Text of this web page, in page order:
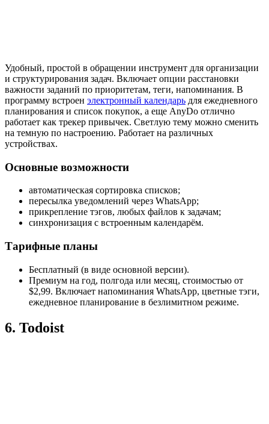
Удобный, простой в обращении инструмент для организации
и структурирования задач. Включает опции расстановки
важности заданий по приоритетам, теги, напоминания. В
программу встроен электронный календарь для ежедневного
планирования и список покупок, а еще AnyDo отлично
работает как трекер привычек. Светлую тему можно сменить
на темную по настроению. Работает на различных
устройствах.
Основные возможности
автоматическая сортировка списков;
пересылка уведомлений через WhatsApp;
прикрепление тэгов, любых файлов к задачам;
синхронизация с встроенным календарём.
Тарифные планы
Бесплатный (в виде основной версии).
Премиум на год, полгода или месяц, стоимостью от
$2,99. Включает напоминания WhatsApp, цветные тэги,
ежедневное планирование в безлимитном режиме.
6. Todoist